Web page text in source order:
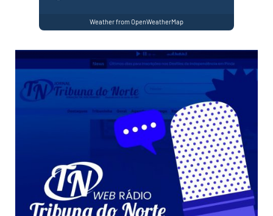
Weather from OpenWeatherMap